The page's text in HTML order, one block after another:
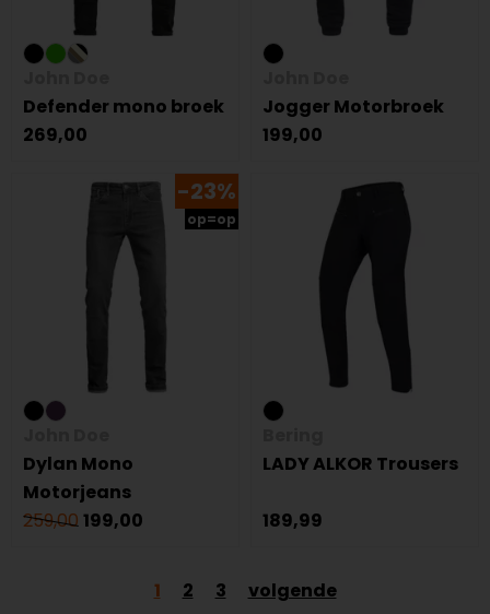
Defender mono broek
269,00
Jogger Motorbroek
199,00
-23%
op=op
Dylan Mono
Motorjeans
259,00199,00
LADY ALKOR Trousers
189,99
1 2 3 volgende